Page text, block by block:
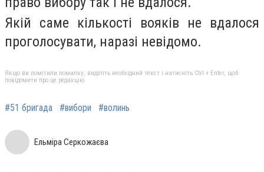
Якій саме кількості вояків не вдалося
проголосувати, наразі невідомо.
Якщо ви помітили помилку, виділіть необхідний текст і натисніть Ctrl + Enter, щоб
повідомити про це редакцію
#51 бригада #вибори #волинь
Ельміра Серкожаєва